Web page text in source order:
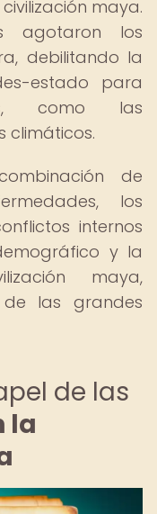
maya.
agotaron los
debilitando la
estado para
como las
climáticos.
de
los
internos
y la
maya,
las grandes
de las
la